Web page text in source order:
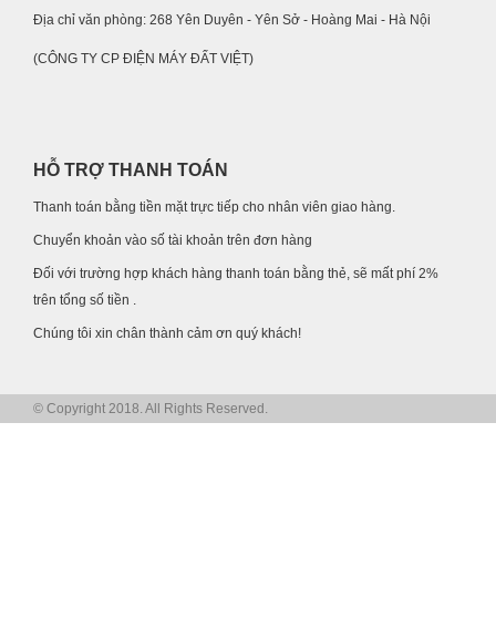
Địa chỉ văn phòng: 268 Yên Duyên - Yên Sở - Hoàng Mai - Hà Nội
(CÔNG TY CP ĐIỆN MÁY ĐẤT VIỆT)
HỖ TRỢ THANH TOÁN
Thanh toán bằng tiền mặt trực tiếp cho nhân viên giao hàng.
Chuyển khoản vào số tài khoản trên đơn hàng
Đối với trường hợp khách hàng thanh toán bằng thẻ, sẽ mất phí 2%
trên tổng số tiền .
Chúng tôi xin chân thành cảm ơn quý khách!
© Copyright 2018. All Rights Reserved.